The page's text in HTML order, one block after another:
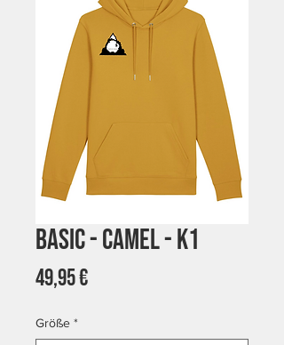
Basic - Camel - K1
49,95 €Precio
Größe *